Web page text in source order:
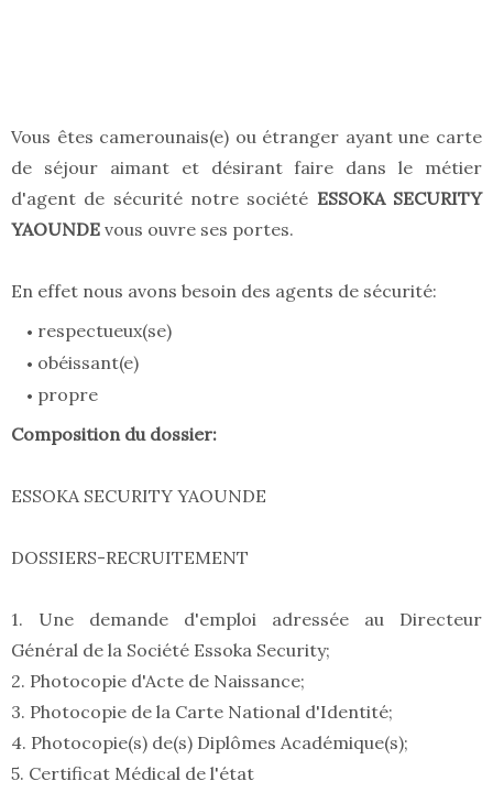
Vous êtes camerounais(e) ou étranger ayant une carte
de séjour aimant et désirant faire dans le métier
d'agent de sécurité notre société ESSOKA SECURITY
YAOUNDE vous ouvre ses portes.
En effet nous avons besoin des agents de sécurité:
respectueux(se)
obéissant(e)
propre
Composition du dossier:
ESSOKA SECURITY YAOUNDE
DOSSIERS-RECRUITEMENT
1. Une demande d'emploi adressée au Directeur
Général de la Société Essoka Security;
2. Photocopie d'Acte de Naissance;
3. Photocopie de la Carte National d'Identité;
4. Photocopie(s) de(s) Diplômes Académique(s);
5. Certificat Médical de l'état